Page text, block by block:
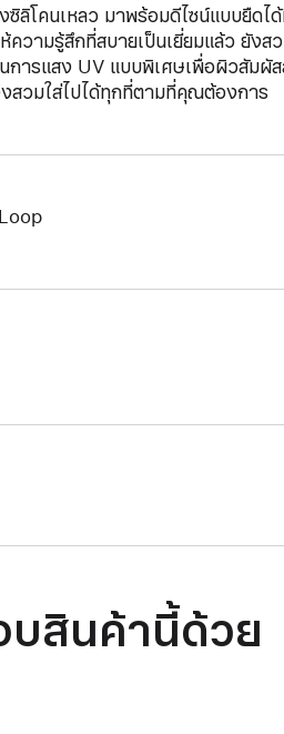
ลิโคนเหลว มาพร้อมดีไซน์แบบยืดไ
วามรู้สึกที่สบายเป็นเยี่ยมแล้ว ยังส
การแสง UV แบบพิเศษเพื่อผิวสัม
สวมใส่ไปได้ทุกที่ตามที่คุณต้องการ
สินค้านี้ด้วย